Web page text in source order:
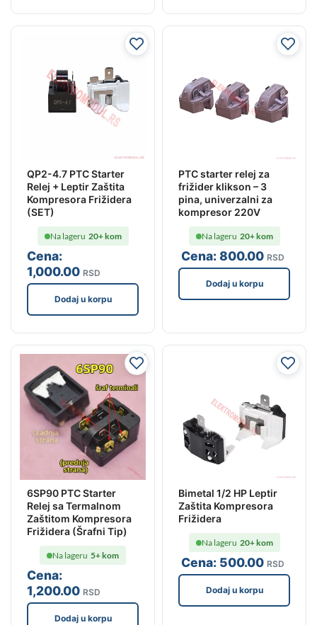
QP2-4.7 PTC Starter
Relej + Leptir Zaštita
Kompresora Frižidera
(SET)
Cena:
1,000.00 RSD
Na lageru 20+ kom
Dodaj u korpu
PTC starter relej za
frižider klikson – 3
pina, univerzalni za
kompresor 220V
Cena:800.00 RSD
Na lageru 20+ kom
Dodaj u korpu
6SP90 PTC Starter
Relej sa Termalnom
Zaštitom Kompresora
Frižidera (Šrafni Tip)
Cena:
1,200.00 RSD
Na lageru 5+ kom
Dodaj u korpu
Bimetal 1/2 HP Leptir
Zaštita Kompresora
Frižidera
Cena: 500.00 RSD
Na lageru 20+ kom
Dodaj u korpu